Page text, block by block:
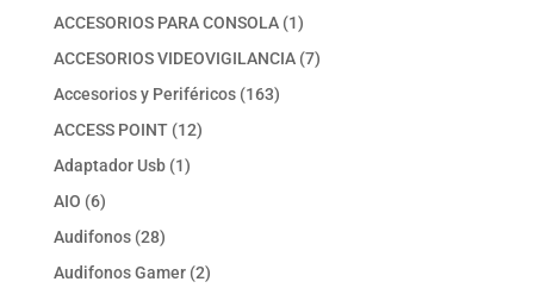
ACCESORIOS PARA CONSOLA 11
producto
ACCESORIOS VIDEOVIGILANCIA 77
Accesorios y Periféricos 163163
ACCESS POINT 1212
Adaptador Usb 11
AIO 66
productos
Audifonos 2828
productos
Audifonos Gamer 22